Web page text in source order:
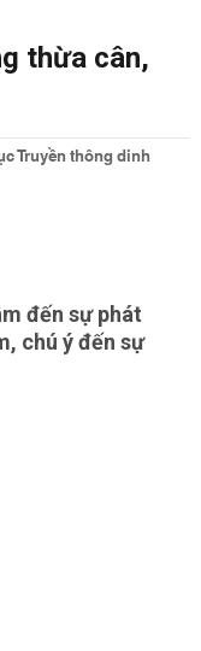
thừa cân,
Truyền thông dinh
đến sự phát
chú ý đến sự